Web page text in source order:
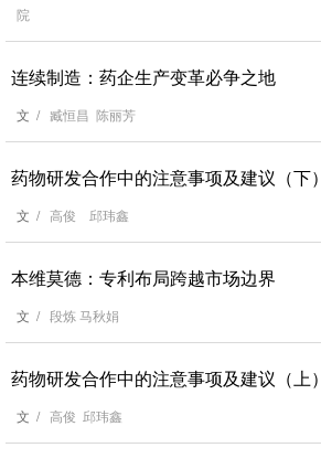
院
连续制造：药企生产变革必争之地
文 / 臧恒昌 陈丽芳
药物研发合作中的注意事项及建议（下）
文 / 高俊 邱玮鑫
本维莫德：专利布局跨越市场边界
文 / 段炼 马秋娟
药物研发合作中的注意事项及建议（上）
文 / 高俊 邱玮鑫